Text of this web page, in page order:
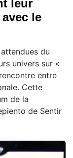
leur
le
du
univers sur «
entre
Cette
de la
de Sentir